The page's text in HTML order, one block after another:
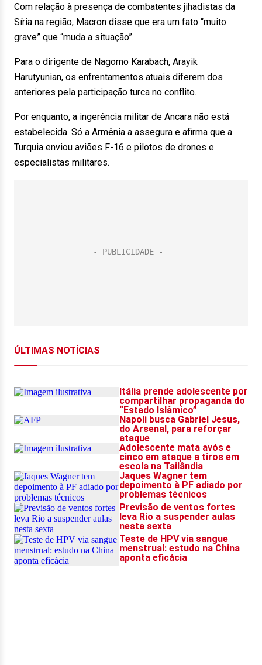
Com relação à presença de combatentes jihadistas da
Síria na região, Macron disse que era um fato “muito
grave” que “muda a situação”.
Para o dirigente de Nagorno Karabach, Arayik
Harutyunian, os enfrentamentos atuais diferem dos
anteriores pela participação turca no conflito.
Por enquanto, a ingerência militar de Ancara não está
estabelecida. Só a Armênia a assegura e afirma que a
Turquia enviou aviões F-16 e pilotos de drones e
especialistas militares.